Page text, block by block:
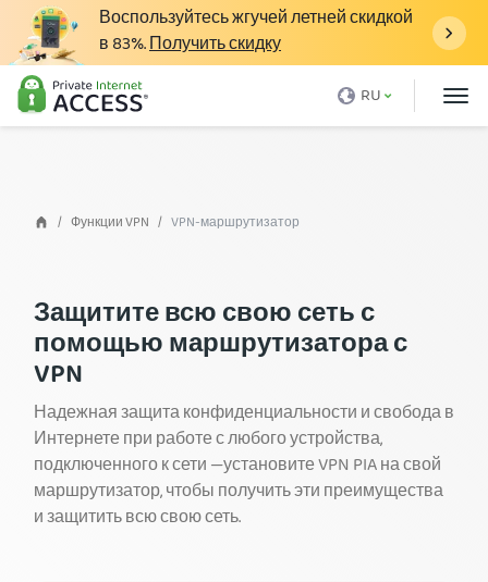
Воспользуйтесь жгучей летней скидкой
в83%.Получить скидку
RU
Что такое VPN
Почему именно PIA
Функции VPN
VPN-серверы
Блог
Поддержка
Вход
Загрузить PIA VPN
Функции VPN VPN-маршрутизатор
Защитите всю свою сеть с
помощью маршрутизатора с
VPN
Надежная защита конфиденциальности и свобода в
Интернете при работе с любого устройства,
подключенного к сети —установите VPN PIA на свой
маршрутизатор, чтобы получить эти преимущества
и защитить всю свою сеть.